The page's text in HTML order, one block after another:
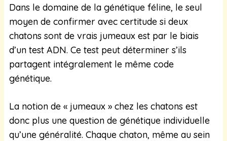
Dans le domaine de la génétique féline, le seul
moyen de confirmer avec certitude si deux
chatons sont de vrais jumeaux est par le biais
d’un test ADN. Ce test peut déterminer s’ils
partagent intégralement le même code
génétique.
La notion de « jumeaux » chez les chatons est
donc plus une question de génétique individuelle
qu’une généralité. Chaque chaton, même au sein